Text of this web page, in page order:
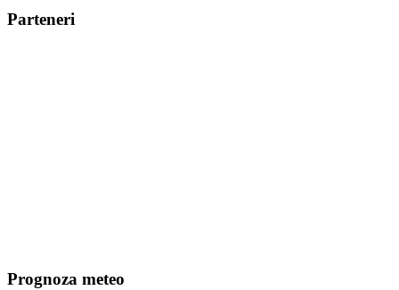
Parteneri
Prognoza meteo